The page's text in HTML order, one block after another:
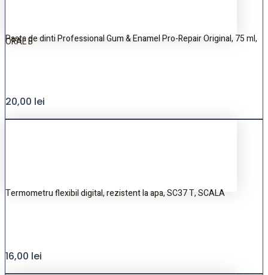
Pasta de dinti Professional Gum & Enamel Pro-Repair Original, 75 ml,
ORAL B
20,00 lei
Termometru flexibil digital, rezistent la apa, SC37 T, SCALA
16,00 lei